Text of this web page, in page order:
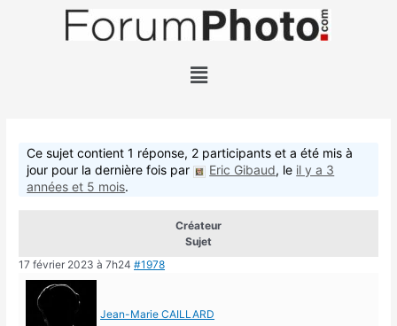
Ce sujet contient 1 réponse, 2 participants et a été mis à
jour pour la dernière fois par
Eric Gibaud, le il y a 3
années et 5 mois.
Créateur
Sujet
17 février 2023 à 7h24 #1978
Jean-Marie CAILLARD